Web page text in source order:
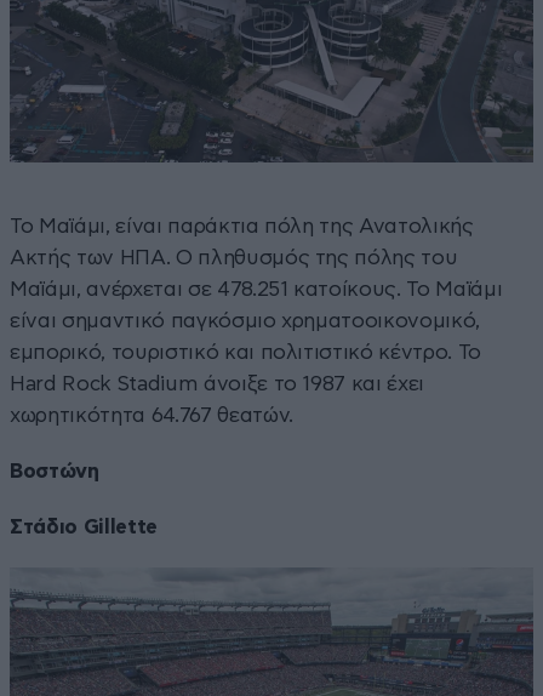
Το Μαϊάμι, είναι παράκτια πόλη της Ανατολικής
Ακτής των ΗΠΑ. Ο πληθυσμός της πόλης του
Μαϊάμι, ανέρχεται σε 478.251 κατοίκους. Το Μαϊάμι
είναι σημαντικό παγκόσμιο χρηματοοικονομικό,
εμπορικό, τουριστικό και πολιτιστικό κέντρο. Το
Hard Rock Stadium άνοιξε το 1987 και έχει
χωρητικότητα 64.767 θεατών.
Βοστώνη
Στάδιο Gillette